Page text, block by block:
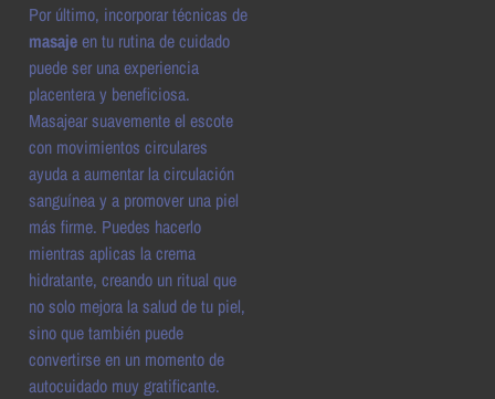
Por último, incorporar técnicas de
masajeen tu rutina de cuidado
puede ser una experiencia
placentera y beneficiosa.
Masajear suavemente el escote
con movimientos circulares
ayuda a aumentar la circulación
sanguínea y a promover una piel
más firme. Puedes hacerlo
mientras aplicas la crema
hidratante, creando un ritual que
no solo mejora la salud de tu piel,
sino que también puede
convertirse en un momento de
autocuidado muy gratificante.